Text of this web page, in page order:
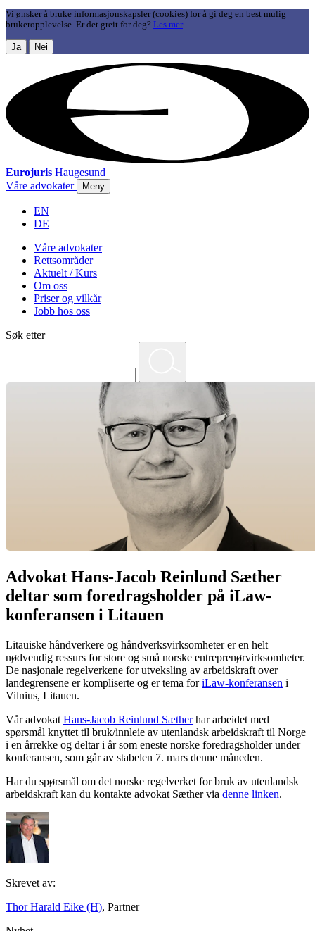
Vi ønsker å bruke informasjonskapsler (cookies) for å gi deg en best mulig
brukeropplevelse. Er det greit for deg? Les mer
Ja Nei
Eurojuris Haugesund
Våre advokater
Meny
EN
DE
Våre advokater
Rettsområder
Aktuelt / Kurs
Om oss
Priser og vilkår
Jobb hos oss
Søk etter
Advokat Hans-Jacob Reinlund Sæther
deltar som foredragsholder på iLaw-
konferansen i Litauen
Litauiske håndverkere og håndverksvirksomheter er en helt
nødvendig ressurs for store og små norske entreprenørvirksomheter.
De nasjonale regelverkene for utveksling av arbeidskraft over
landegrensene er kompliserte og er tema foriLaw-konferansen i
Vilnius, Litauen.
Vår advokat Hans-Jacob Reinlund Sætherhar arbeidet med
spørsmål knyttet til bruk/innleie av utenlandsk arbeidskraft til Norge
i en årrekke og deltar i år som eneste norske foredragsholder under
konferansen, som går av stabelen 7. mars denne måneden.
Har du spørsmål om det norske regelverket for bruk av utenlandsk
arbeidskraft kan du kontakte advokat Sæther via denne linken.
Skrevet av:
Thor Harald Eike (H), Partner